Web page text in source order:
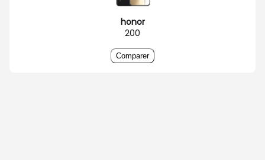
honor
200
Comparer